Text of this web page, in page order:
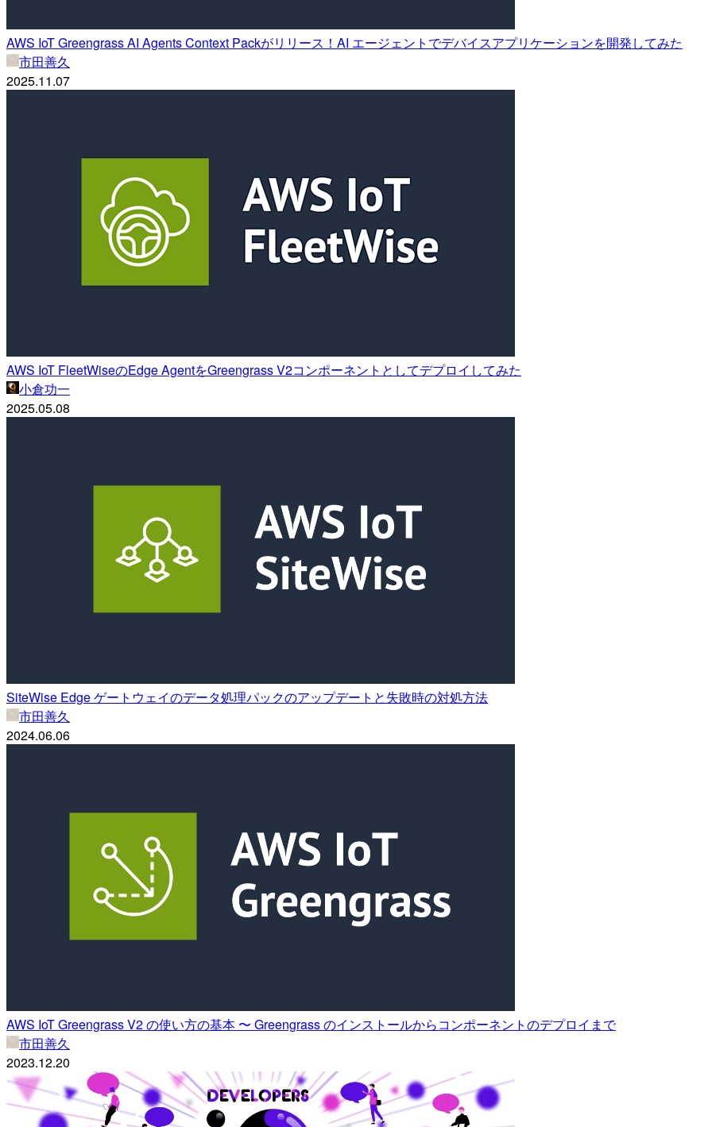
AWS IoT Greengrass AI Agents Context Packがリリース！AI エージェントでデバイスアプリケーションを開発してみた
市田善久
2025.11.07
AWS IoT FleetWiseのEdge AgentをGreengrass V2コンポーネントとしてデプロイしてみた
小倉功一
2025.05.08
SiteWise Edge ゲートウェイのデータ処理パックのアップデートと失敗時の対処方法
市田善久
2024.06.06
AWS IoT Greengrass V2 の使い方の基本 〜 Greengrass のインストールからコンポーネントのデプロイまで
市田善久
2023.12.20